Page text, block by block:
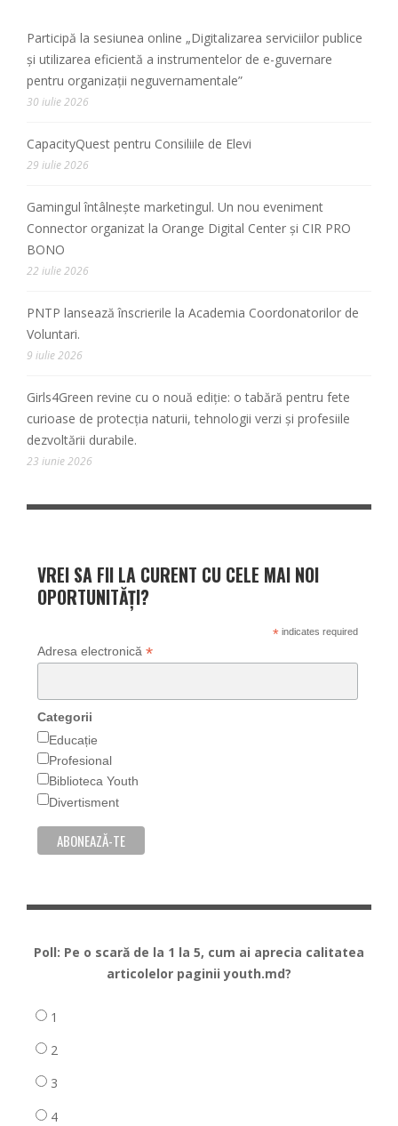
Participă la sesiunea online „Digitalizarea serviciilor publice
și utilizarea eficientă a instrumentelor de e-guvernare
pentru organizații neguvernamentale”
30 iulie 2026
CapacityQuest pentru Consiliile de Elevi
29 iulie 2026
Gamingul întâlnește marketingul. Un nou eveniment
Connector organizat la Orange Digital Center și CIR PRO
BONO
22 iulie 2026
PNTP lansează înscrierile la Academia Coordonatorilor de
Voluntari.
9 iulie 2026
Girls4Green revine cu o nouă ediție: o tabără pentru fete
curioase de protecția naturii, tehnologii verzi și profesiile
dezvoltării durabile.
23 iunie 2026
VREI SA FII LA CURENT CU CELE MAI NOI
OPORTUNITĂȚI?
*indicates required
Adresa electronică *
Categorii
Educație
Profesional
Biblioteca Youth
Divertisment
Poll: Pe o scară de la 1 la 5, cum ai aprecia calitatea
articolelor paginii youth.md?
1
2
3
4